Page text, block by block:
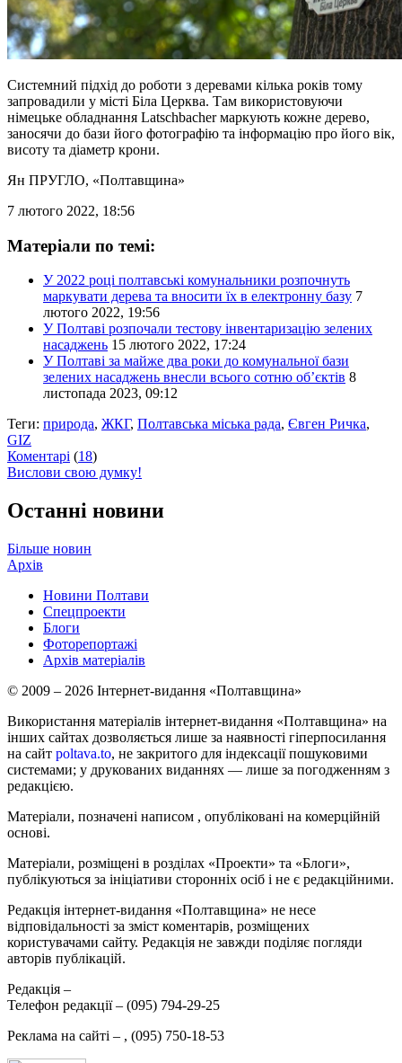
Системний підхід до роботи з деревами кілька років тому
запровадили у місті Біла Церква. Там використовуючи
німецьке обладнання Latschbacher маркують кожне дерево,
заносячи до бази його фотографію та інформацію про його вік,
висоту та діаметр крони.
Ян ПРУГЛО, «Полтавщина»
7 лютого 2022, 18:56
Матеріали по темі:
У 2022 році полтавські комунальники розпочнуть
маркувати дерева та вносити їх в електронну базу 7
лютого 2022, 19:56
У Полтаві розпочали тестову інвентаризацію зелених
насаджень 15 лютого 2022, 17:24
У Полтаві за майже два роки до комунальної бази
зелених насаджень внесли всього сотню об’єктів 8
листопада 2023, 09:12
Теги: природа, ЖКГ, Полтавська міська рада, Євген Ричка,
GIZ
Коментарі (18)
Вислови свою думку!
Останні новини
Більше новин
Архів
Новини Полтави
Спецпроекти
Блоги
Фоторепортажі
Архів матеріалів
© 2009 – 2026 Інтернет-видання «Полтавщина»
Використання матеріалів інтернет-видання «Полтавщина» на
інших сайтах дозволяється лише за наявності гіперпосилання
на сайт poltava.to, не закритого для індексації пошуковими
системами; у друкованих виданнях — лише за погодженням з
редакцією.
Матеріали, позначені написом , опубліковані на комерційній
основі.
Матеріали, розміщені в розділах «Проекти» та «Блоги»,
публікуються за ініціативи сторонніх осіб і не є редакційними.
Редакція інтернет-видання «Полтавщина» не несе
відповідальності за зміст коментарів, розміщених
користувачами сайту. Редакція не завжди поділяє погляди
авторів публікацій.
Редакція –
Телефон редакції – (095) 794-29-25
Реклама на сайті – , (095) 750-18-53